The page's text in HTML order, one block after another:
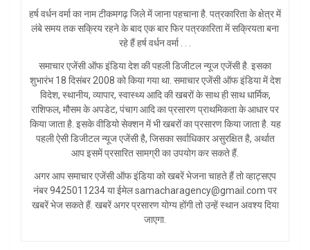
हर्ष वर्धन वर्मा का नाम टीकमगढ़ जिले में जाना पहचाना है. पत्रकारिता के क्षेत्र में
लंबे समय तक सक्रिय रहने के बाद एक बार फिर पत्रकारिता में सक्रियता बना
रहे हैं हर्ष वर्धन वर्मा . . .
समाचार एजेंसी ऑफ इंडिया देश की पहली डिजीटल न्यूज एजेंसी है. इसका
शुभारंभ 18 दिसंबर 2008 को किया गया था. समाचार एजेंसी ऑफ इंडिया में देश
विदेश, स्थानीय, व्यापार, स्वास्थ्य आदि की खबरों के साथ ही साथ धार्मिक,
राशिफल, मौसम के अपडेट, पंचाग आदि का प्रसारण प्राथमिकता के आधार पर
किया जाता है. इसके वीडियो सेक्शन में भी खबरों का प्रसारण किया जाता है. यह
पहली ऐसी डिजीटल न्यूज एजेंसी है, जिसका सर्वाधिकार असुरक्षित है, अर्थात
आप इसमें प्रसारित सामग्री का उपयोग कर सकते हैं.
अगर आप समाचार एजेंसी ऑफ इंडिया को खबरें भेजना चाहते हैं तो व्हाट्सएप
नंबर 9425011234 या ईमेल samacharagency@gmail.com पर
खबरें भेज सकते हैं. खबरें अगर प्रसारण योग्य होंगी तो उन्हें स्थान अवश्य दिया
जाएगा.